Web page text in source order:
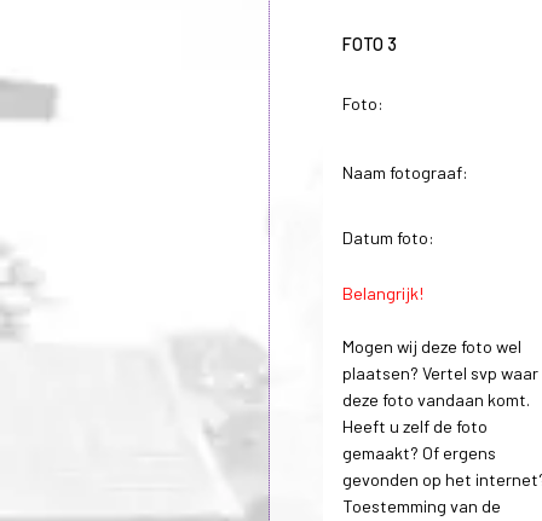
FOTO 3
Foto:
Naam fotograaf:
Datum foto:
Belangrijk!
Mogen wij deze foto wel
plaatsen? Vertel svp waar
deze foto vandaan komt.
Heeft u zelf de foto
gemaakt? Of ergens
gevonden op het
Toestemming van de